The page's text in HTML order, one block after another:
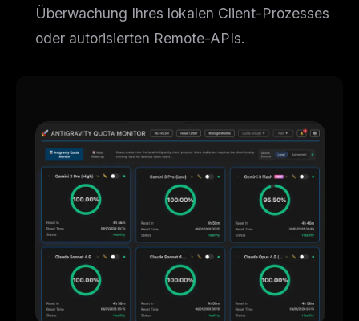
Überwachung Ihres lokalen Client-Prozesses
oder autorisierten Remote-APIs.
THIS WEEK'S DIGEST
MCP pick of the week
New agent skill drop
Rules & workflow pack
Free · Weekly · 2 min read